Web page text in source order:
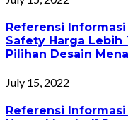
Referensi
Safety Harga Lebih
Pilihan Desain
July 15, 2022
Referensi